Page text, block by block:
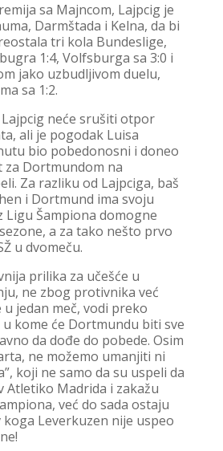
sa Majncom, Lajpcig je
Darmštada i Kelna, da bi
tri kola Bundeslige,
1:4, Volfsburga sa 3:0 i
jako uzbudljivom duelu,
sa 1:2.
neće srušiti otpor
ali je pogodak Luisa
bio pobedonosni i doneo
Dortmundom na
Za razliku od Lajpciga, baš
i Dortmund ima svoju
Ligu Šampiona domogne
a za tako nešto prvo
u dvomeču.
prilika za učešće u
ne zbog protivnika već
u jedan meč, vodi preko
u kome će Dortmundu biti sve
da dođe do pobede. Osim
ne možemo umanjiti ni
koji ne samo da su uspeli da
Madrida i zakažu
već do sada ostaju
Leverkuzen nije uspeo